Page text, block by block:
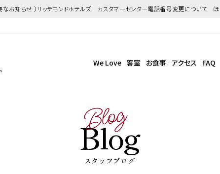
なお知らせ ）リッチモンドホテルズ カスタマーセンター電話番号変更について
We Love 客室 お食事 アクセス FAQ
Blog
Blog
スタッフブログ